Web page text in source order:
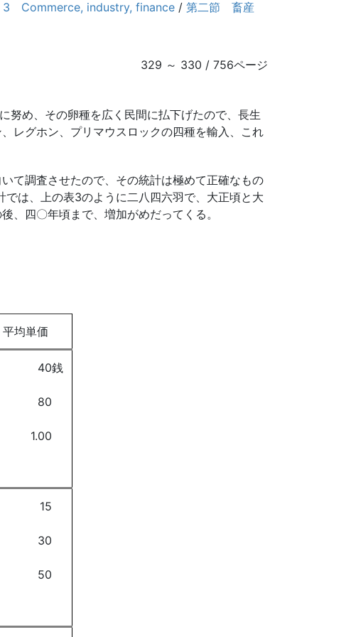
Commerce, industry, finance / 第二節 畜産
329 ～ 330 / 756ページ
努め、その卵種を広く民間に払下げたので、長生
レグホン、プリマウスロックの四種を輸入、これ
て調査させたので、その統計は極めて正確なもの
は、上の表3のように二八四六羽で、大正頃と大
、四〇年頃まで、増加がめだってくる。
平均単価
40銭
80
1.00
15
30
50